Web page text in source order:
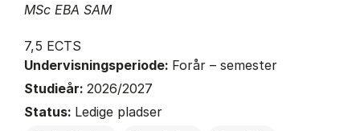
MSc EBA SAM
7,5 ECTS
Undervisningsperiode: Forår – semester
Studieår: 2026/2027
Status: Ledige pladser